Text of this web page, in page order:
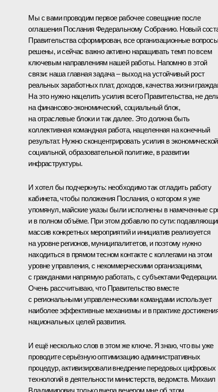
Мы с вами проводим первое рабочее совещание после
оглашения Послания Федеральному Собранию. Новый
Правительства сформирован, все организационные вопросы
решены, и сейчас важно активно наращивать темп по всем
ключевым направлениям нашей работы. Напомню в этой
связи: наша главная задача – выход на устойчивый рост
реальных заработных плат, доходов, качества жизни
На это нужно нацелить усилия всего Правительства, не
на финансово-экономический, социальный блок,
на отраслевые блоки и так далее. Это должна быть
коллективная командная работа, нацеленная на конечный
результат. Нужно сконцентрировать усилия в
социальной, образовательной политике, в развитии
инфраструктуры.
И хотел бы подчеркнуть: необходимо так отладить работу
кабинета, чтобы положения Послания, о котором я уже
упомянул, майские указы были исполнены в намеченные
и в полном объёме. При этом добавлю по сути:
массив конкретных мероприятий и инициатив реализуется
на уровне регионов, муниципалитетов, и поэтому нужно
находиться в прямом тесном контакте с коллегами на этом
уровне управления, с некоммерческими организациями,
с гражданами напрямую работать, с субъектами Федерации.
Очень рассчитываю, что Правительство вместе
с региональными управленческими командами использует
наиболее эффективные механизмы и в практике
национальных целей развития.
И ещё несколько слов в этом же ключе. Я знаю, что вы уже
проводите серьёзную оптимизацию административных
процедур, активизировали внедрение передовых цифровых
технологий в деятельности министерств, ведомств. Михаил
Владимирович только вчера вечером мне об этом